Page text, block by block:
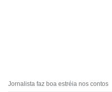
Jornalista faz boa estréia nos contos